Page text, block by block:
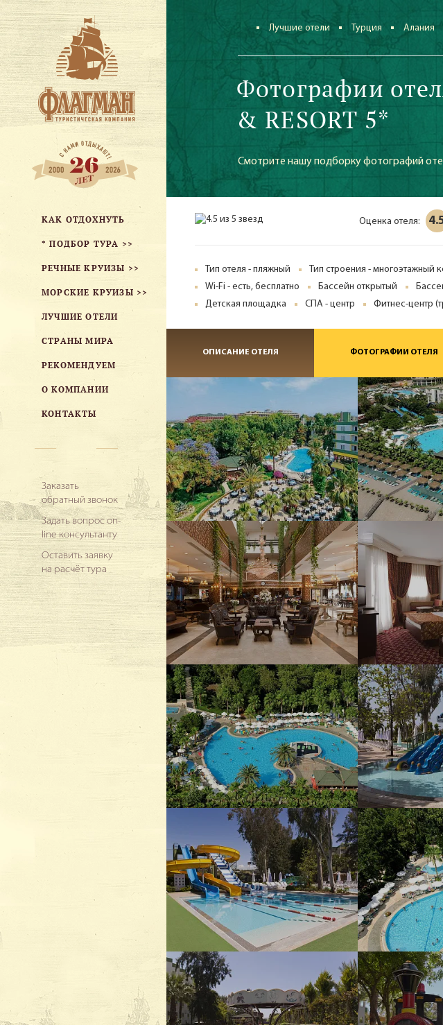
КАК ОТДОХНУТЬ
* ПОДБОР ТУРА >>
РЕЧНЫЕ КРУИЗЫ >>
МОРСКИЕ КРУИЗЫ >>
ЛУЧШИЕ ОТЕЛИ
СТРАНЫ МИРА
РЕКОМЕНДУЕМ
О КОМПАНИИ
КОНТАКТЫ
Заказать
обратный звонок
Задать вопрос on-
line консультанту
Оставить заявку
на расчёт тура
Лучшие отели Турция Алания
Фотографии
& RESORT 5*
Смотрите нашу подборку фотографий
Оценка отеля:
Тип отеля - пляжный Тип строения - многоэтажный
Wi-Fi - есть, бесплатно
Бассейн открытый
Детская площадка
СПА - центр Фитнес-центр
ОПИСАНИЕ ОТЕЛЯ ФОТОГРАФИИ ОТЕЛЯ